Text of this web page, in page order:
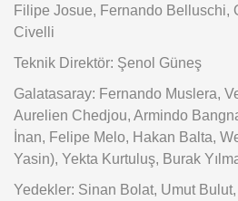
Filipe Josue, Fernando Belluschi,
Civelli
Teknik Direktör: Şenol Güneş
Galatasaray: Fernando Muslera,
Aurelien Chedjou, Armindo
İnan, Felipe Melo, Hakan Balta,
Yasin), Yekta Kurtuluş, Burak
Yedekler: Sinan Bolat, Umut